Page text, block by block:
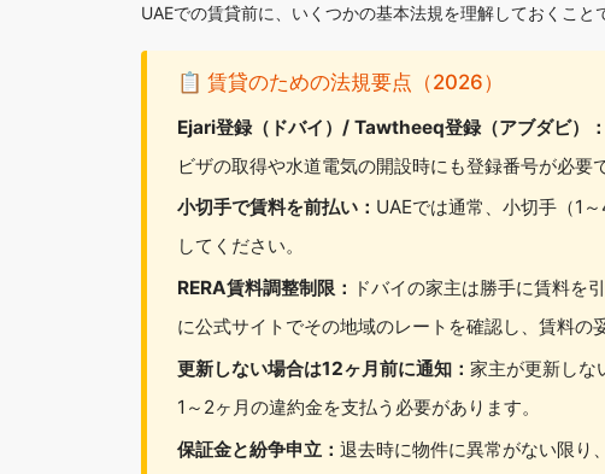
UAEでの賃貸前に、いくつかの基本法規を理解しておくこと
📋 賃貸のための法規要点（2026）
Ejari登録（ドバイ）/ Tawtheeq登録（アブダビ）
ビザの取得や水道電気の開設時にも登録番号が必要
小切手で賃料を前払い： UAEでは通常、小切手（1
してください。
RERA賃料調整制限： ドバイの家主は勝手に賃料を
に公式サイトでその地域のレートを確認し、賃料の
更新しない場合は12ヶ月前に通知：家主が更新しな
1～2ヶ月の違約金を支払う必要があります。
保証金と紛争申立：退去時に物件に異常がない限り